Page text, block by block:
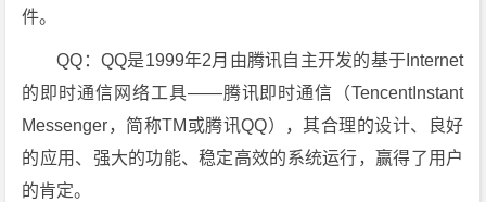
件。
QQ：QQ是1999年2月由腾讯自主开发的基于Internet
的即时通信网络工具——腾讯即时通信（TencentInstant
Messenger，简称TM或腾讯QQ），其合理的设计、良好
的应用、强大的功能、稳定高效的系统运行，赢得了用户
的肯定。